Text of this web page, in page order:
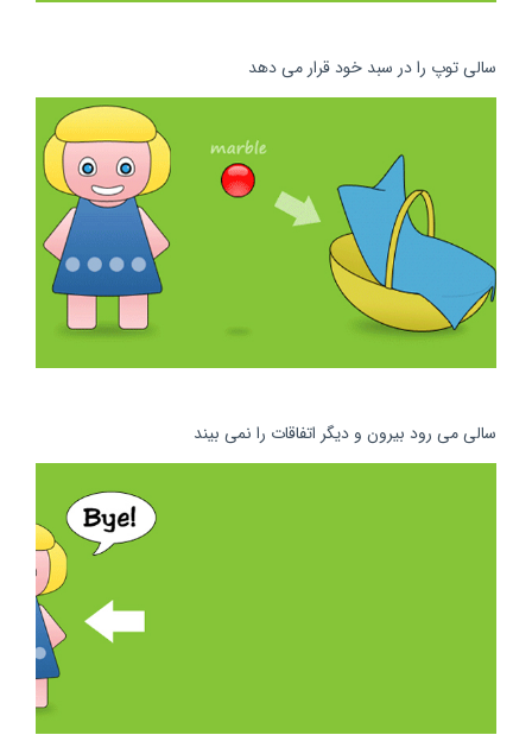
سالی توپ را در سبد خود قرار می دهد
سالی می رود بیرون و دیگر اتفاقات را نمی بیند